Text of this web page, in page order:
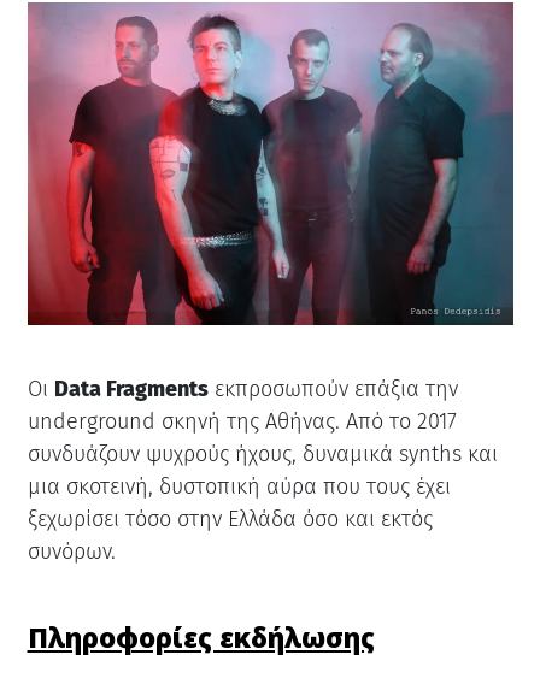
Οι Data Fragmentsεκπροσωπούν επάξια την
underground σκηνή της Αθήνας. Από το 2017
συνδυάζουν ψυχρούς ήχους, δυναμικά synths και
μια σκοτεινή, δυστοπική αύρα που τους έχει
ξεχωρίσει τόσο στην Ελλάδα όσο και εκτός
συνόρων.
Πληροφορίες εκδήλωσης